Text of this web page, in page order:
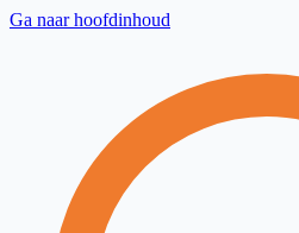
Ga naar hoofdinhoud